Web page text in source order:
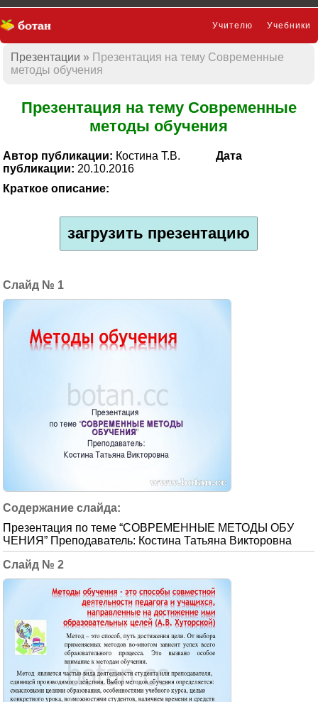
Учебники
Учителю
Презентации
Презентации
Презентация на тему Современные
методы обучения
Презентация на тему Современные
методы обучения
Автор публикации: Костина Т.В.
Дата
публикации: 20.10.2016
Краткое описание:
загрузить презентацию
1
Презентация по теме “СОВРЕМЕННЫЕ МЕТОДЫ ОБУ
ЧЕНИЯ” Преподаватель: Костина Татьяна Викторовна
2